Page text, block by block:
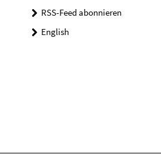
RSS-Feed abonnieren
English